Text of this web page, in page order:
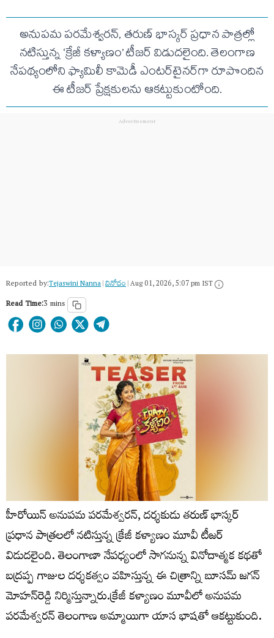
అనుపమ పరమేశ్వరన్, తరుణ్ భాస్కర్ ప్రధాన పాత్రల్లో
నటిస్తున్న ‘క్రేజీ కళ్యాణం’ టీజర్ విడుదలైంది. తెలంగాణ
నేపథ్యంలోని ఫ్యామిలీ కామెడీ ఎంటర్‌టైనర్‌గా రూపొందిన
ఈ టీజర్ ప్రేక్షకులను ఆకట్టుకుంటోంది.
Reported by:Tejaswini Nanna|వినోదం|Aug 01, 2026, 5:07 pm IST
Read Time:3 mins
హీరోయిన్ అనుపమ పరమేశ్వరన్, దర్శకుడు తరుణ్ భాస్కర్
ప్రధాన పాత్రలలో నటిస్తున్న క్రేజీ కళ్యాణం మూవీ టీజర్
విడుదలైంది. తెలంగాణా నేపధ్యంలో సాగనున్న వినోదాత్మక కథతో
బద్రప్ప గాజుల దర్శకత్వం వహిస్తున్న ఈ చిత్రాన్ని బూసమ్ జగన్
మోహన్‌రెడ్డి నిర్మిస్తున్నారు.క్రేజీ కళ్యాణం మూవీలో అనుపమ
పరమేశ్వరన్ తెలంగాణ అమ్మాయిగా యాస భాషతో ఆకట్టుకుంది.